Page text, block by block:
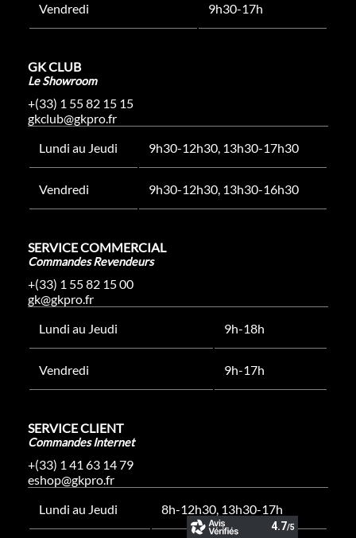
Vendredi 9h30-17h
GK CLUB
Le Showroom
+(33) 1 55 82 15 15
gkclub@gkpro.fr
Lundi au Jeudi
9h30-12h30, 13h30-17h30
Vendredi 9h30-12h30, 13h30-16h30
SERVICE COMMERCIAL
Commandes Revendeurs
+(33) 1 55 82 15 00
gk@gkpro.fr
Lundi au Jeudi
9h-18h
Vendredi 9h-17h
SERVICE CLIENT
Commandes Internet
+(33) 1 41 63 14 79
eshop@gkpro.fr
Lundi au Jeudi
8h-12h30, 13h30-17h